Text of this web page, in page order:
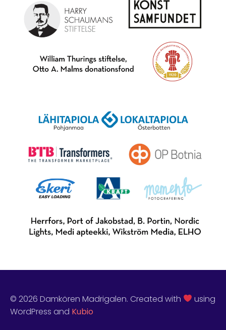
© 2026 Damkören Madrigalen. Created with
using
WordPress and Kubio